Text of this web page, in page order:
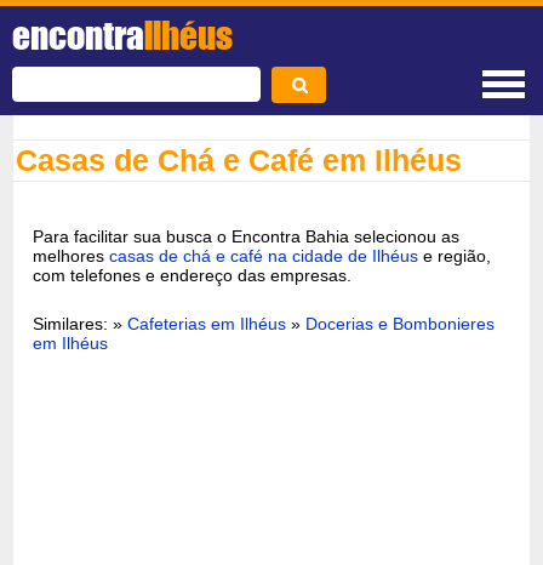
encontraIlhéus
Casas de Chá e Café em Ilhéus
Para facilitar sua busca o Encontra Bahia selecionou as
melhorescasas de chá e café na cidade de Ilhéus e região,
com telefones e endereço das empresas.
Similares: »Cafeterias em Ilhéus » Docerias e Bombonieres
em Ilhéus